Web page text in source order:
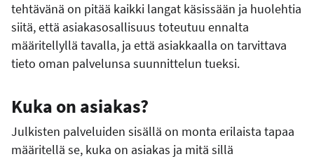
tehtävänä on pitää kaikki langat käsissään ja huolehtia
siitä, että asiakasosallisuus toteutuu ennalta
määritellyllä tavalla, ja että asiakkaalla on tarvittava
tieto oman palvelunsa suunnittelun tueksi.
Kuka on asiakas?
Julkisten palveluiden sisällä on monta erilaista tapaa
määritellä se, kuka on asiakas ja mitä sillä